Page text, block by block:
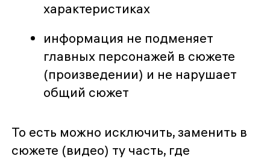
характеристиках
информация не подменяет
главных персонажей в сюжете
(произведении) и не нарушает
общий сюжет
То есть можно исключить, заменить в
сюжете (видео) ту часть, где